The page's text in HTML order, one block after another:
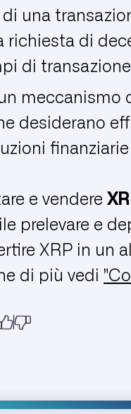
una
richiesta di
di
meccanismo
desiderano
e vendere
prelevare e
XRP in un
di più vedi